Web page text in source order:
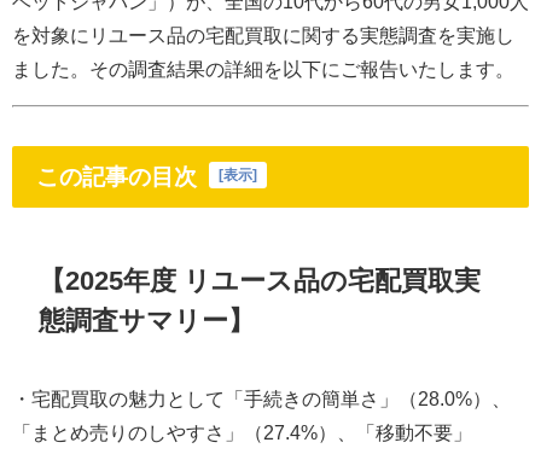
を対象にリユース品の宅配買取に関する実態調査を実施し
ました。その調査結果の詳細を以下にご報告いたします。
この記事の目次 表示
【2025年度 リユース品の宅配買取実
態調査サマリー】
・宅配買取の魅力として「手続きの簡単さ」（28.0%）、
「まとめ売りのしやすさ」（27.4%）、「移動不要」